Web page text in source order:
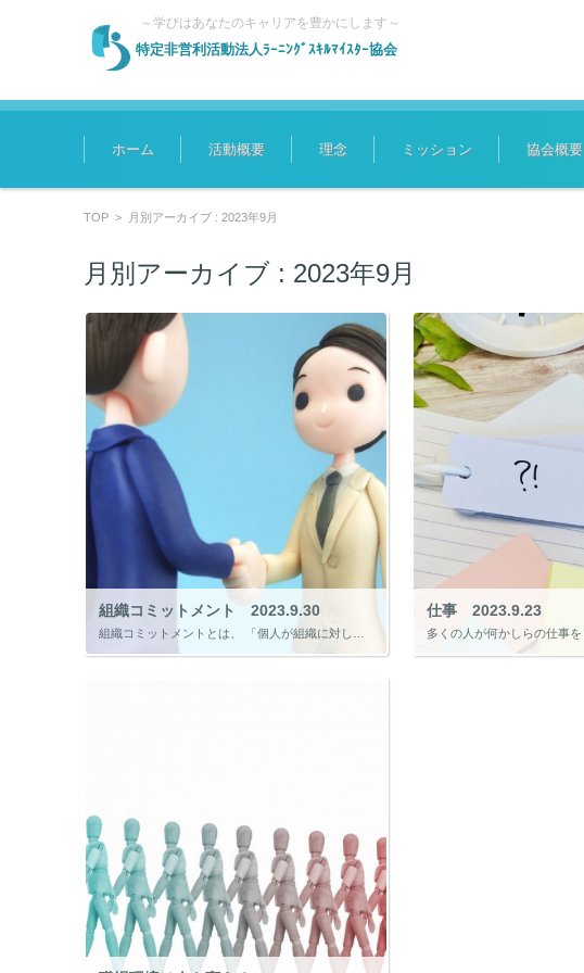
特定非営利活動法人ﾗｰﾆﾝｸﾞｽｷﾙﾏｲｽﾀｰ協会
～学びはあなたのキャリアを豊かにします～
コンテンツに移動
ホーム 活動概要 理念 ミッション 協会概要
TOP > 月別アーカイブ : 2023年9月
月別アーカイブ : 2023年9月
組織コミットメント 2023.9.30
組織コミットメントとは、 「個人が組織に対して一体化している程度」といわれます。 会社と自分が一体だと感じている人は、会社のために主体的に動きますが、会社と自分は関係ないと感じている人は、給与のためにしか働かなったり、転 […]
仕事 2023.9.23